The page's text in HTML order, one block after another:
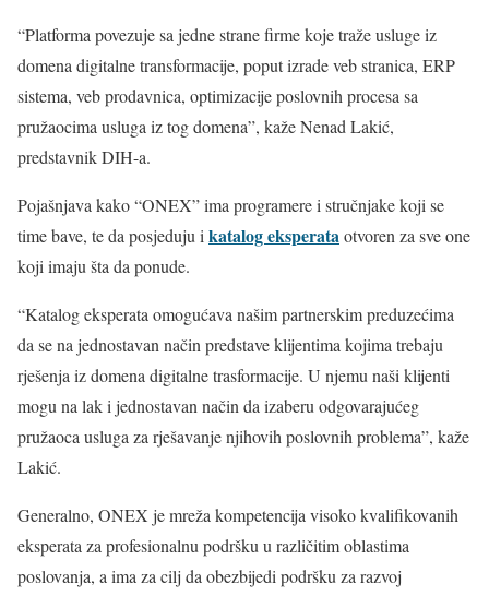
“Platforma povezuje sa jedne strane firme koje traže usluge iz
domena digitalne transformacije, poput izrade veb stranica, ERP
sistema, veb prodavnica, optimizacije poslovnih procesa sa
pružaocima usluga iz tog domena”, kaže Nenad Lakić,
predstavnik DIH-a.
Pojašnjava kako “ONEX” ima programere i stručnjake koji se
time bave, te da posjeduju i katalog eksperataotvoren za sve one
koji imaju šta da ponude.
“Katalog eksperata omogućava našim partnerskim preduzećima
da se na jednostavan način predstave klijentima kojima trebaju
rješenja iz domena digitalne trasformacije. U njemu naši klijenti
mogu na lak i jednostavan način da izaberu odgovarajućeg
pružaoca usluga za rješavanje njihovih poslovnih problema”, kaže
Lakić.
Generalno, ONEX je mreža kompetencija visoko kvalifikovanih
eksperata za profesionalnu podršku u različitim oblastima
poslovanja, a ima za cilj da obezbijedi podršku za razvoj